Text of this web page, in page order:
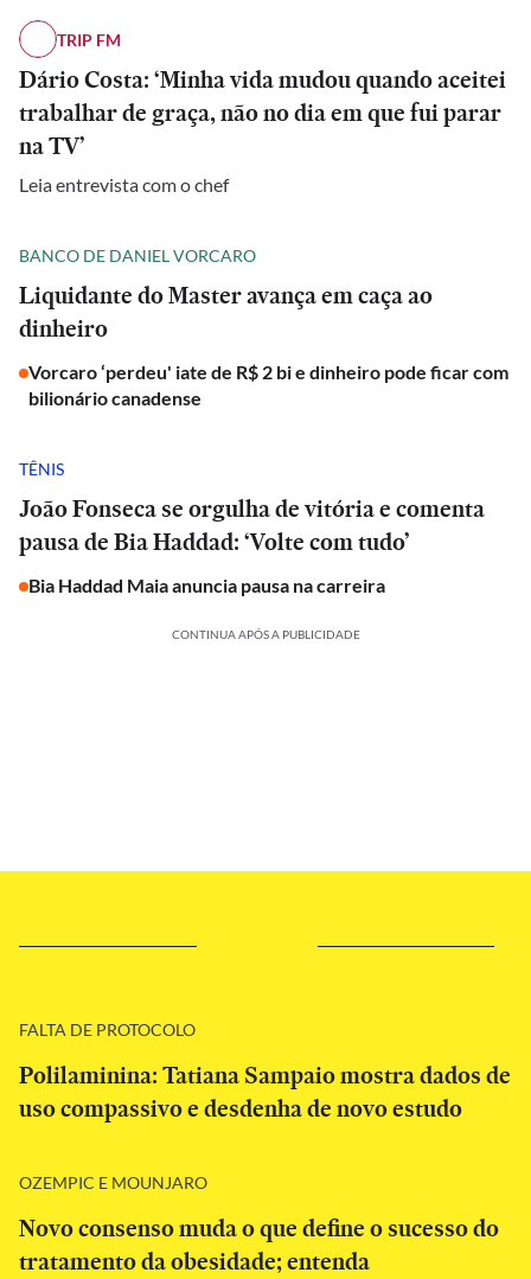
TRIP FM
Dário Costa: ‘Minha vida mudou quando aceitei
trabalhar de graça, não no dia em que fui parar
na TV’
Leia entrevista com o chef
BANCO DE DANIEL VORCARO
Liquidante do Master avança em caça ao
dinheiro
Vorcaro ‘perdeu' iate de R$ 2 bi e dinheiro pode ficar com
bilionário canadense
TÊNIS
João Fonseca se orgulha de vitória e comenta
pausa de Bia Haddad: ‘Volte com tudo’
Bia Haddad Maia anuncia pausa na carreira
CONTINUA APÓS A PUBLICIDADE
FALTA DE PROTOCOLO
Polilaminina: Tatiana Sampaio mostra dados de
uso compassivo e desdenha de novo estudo
OZEMPIC E MOUNJARO
Novo consenso muda o que define o sucesso do
tratamento da obesidade; entenda